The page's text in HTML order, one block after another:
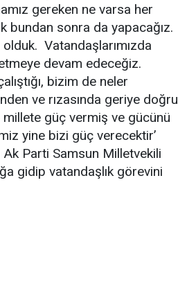
gereken ne varsa her
bundan sonra da yapacağız.
Vatandaşlarımızda
devam edeceğiz.
bizim de neler
ve rızasında geriye doğru
millete güç vermiş ve gücünü
yine bizi güç verecektir’
Ak Parti Samsun Milletvekili
gidip vatandaşlık görevini